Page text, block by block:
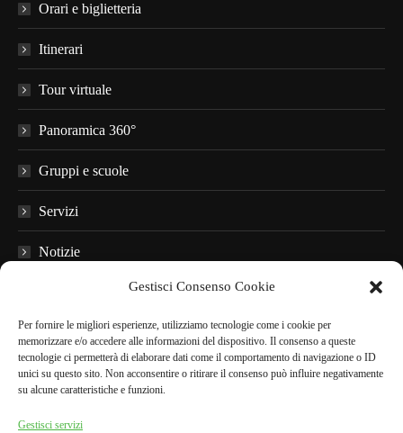
Gestisci Consenso Cookie
Per fornire le migliori esperienze, utilizziamo tecnologie come i cookie per
memorizzare e/o accedere alle informazioni del dispositivo. Il consenso a queste
tecnologie ci permetterà di elaborare dati come il comportamento di navigazione o ID
unici su questo sito. Non acconsentire o ritirare il consenso può influire negativamente
su alcune caratteristiche e funzioni.
Gestisci servizi
Orari e biglietteria
Itinerari
Tour virtuale
Panoramica 360°
Gruppi e scuole
Servizi
Notizie
Domande frequenti
Materiale informativo
Audioguide